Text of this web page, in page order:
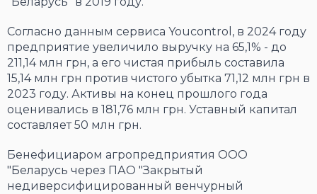
Согласно данным сервиса Youcontrol, в 2024 году
предприятие увеличило выручку на 65,1% - до
211,14 млн грн, а его чистая прибыль составила
15,14 млн грн против чистого убытка 71,12 млн грн в
2023 году. Активы на конец прошлого года
оценивались в 181,76 млн грн. Уставный капитал
составляет 50 млн грн.
Бенефициаром агропредприятия ООО
"Беларусь через ПАО "Закрытый
недиверсифицированный венчурный